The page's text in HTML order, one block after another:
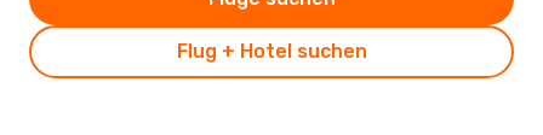
Flug + Hotel suchen